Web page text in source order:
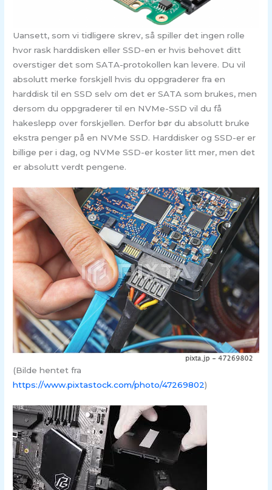
Uansett, som vi tidligere skrev, så spiller det ingen rolle
hvor rask harddisken eller SSD-en er hvis behovet ditt
overstiger det som SATA-protokollen kan levere. Du vil
absolutt merke forskjell hvis du oppgraderer fra en
harddisk til en SSD selv om det er SATA som brukes, men
dersom du oppgraderer til en NVMe-SSD vil du få
hakeslepp over forskjellen. Derfor bør du absolutt bruke
ekstra penger på en NVMe SSD. Harddisker og SSD-er er
billige per i dag, og NVMe SSD-er koster litt mer, men det
er absolutt verdt pengene.
(Bilde hentet fra
https://www.pixtastock.com/photo/47269802)